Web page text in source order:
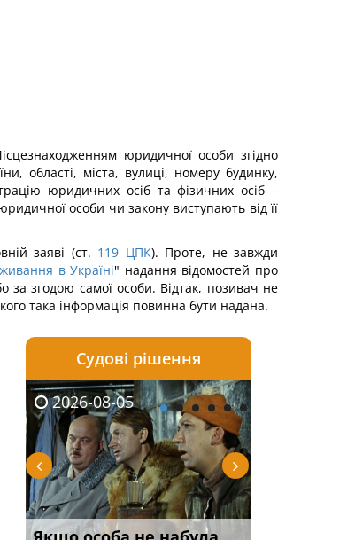
юридичної особи згідно
області, міста, вулиці, номеру будинку,
юридичних осіб та фізичних осіб –
особи чи закону виступають від її
заяві (ст. 119 ЦПК). Проте, не завжди
в Україні" надання відомостей про
за згодою самої особи. Відтак, позивач не
така інформація повинна бути надана.
08-04 2026-08-04
2026-08-03 2026-08-03
2026-08-05 2026-08-05
Судові рішення
2026-08-05